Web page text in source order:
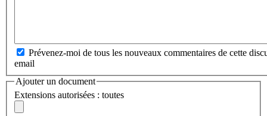
Prévenez-moi de tous les nouveaux commentaires de cette
email
Ajouter un document
Extensions autorisées : toutes